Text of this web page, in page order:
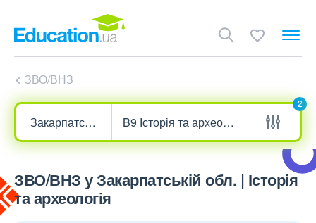
ЗВО/ВНЗ
2
ЗВО/ВНЗ у Закарпатській обл. | Історія
та археологія